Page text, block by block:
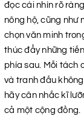
đọc cái nhìn rõ
nông hộ, cũng như
chọn văn minh
thúc đẩy những
phía sau. Mỗi tách
và tranh đấu
hãy cân nhắc kĩ
cả một cộng đồng.